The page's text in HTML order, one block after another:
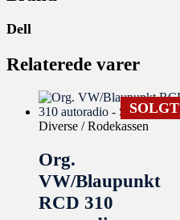
Dell
Relaterede varer
SOLGT
Diverse / Rodekassen
Org.
VW/Blaupunkt
RCD 310